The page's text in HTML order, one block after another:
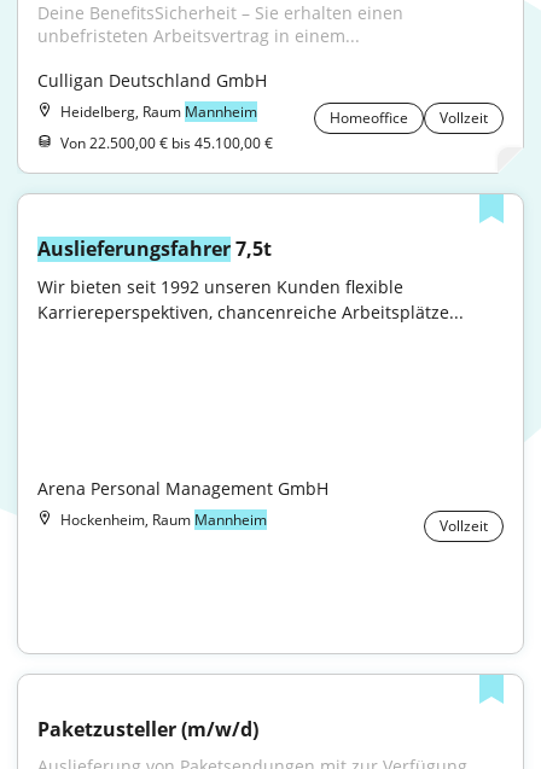
Deine BenefitsSicherheit – Sie erhalten einen
unbefristeten Arbeitsvertrag in einem...
Culligan Deutschland GmbH
Heidelberg, Raum Mannheim Homeoffice
Vollzeit
Von 22.500,00 € bis 45.100,00 €
Auslieferungsfahrer 7,5t
Wir bieten seit 1992 unseren Kunden flexible
Karriereperspektiven, chancenreiche Arbeitsplätze...
Arena Personal Management GmbH
Hockenheim, Raum Mannheim Vollzeit
Paketzusteller (m/w/d)